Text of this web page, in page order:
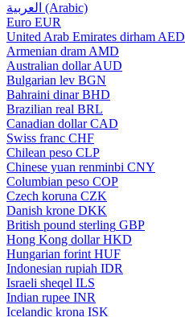
العربية (Arabic)
Euro EUR
United Arab Emirates dirham AED
Armenian dram AMD
Australian dollar AUD
Bulgarian lev BGN
Bahraini dinar BHD
Brazilian real BRL
Canadian dollar CAD
Swiss franc CHF
Chilean peso CLP
Chinese yuan renminbi CNY
Columbian peso COP
Czech koruna CZK
Danish krone DKK
British pound sterling GBP
Hong Kong dollar HKD
Hungarian forint HUF
Indonesian rupiah IDR
Israeli sheqel ILS
Indian rupee INR
Icelandic krona ISK